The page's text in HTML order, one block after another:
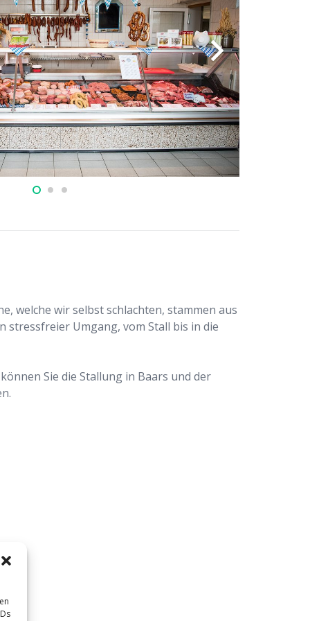
welche wir selbst schlachten, stammen aus
stressfreier Umgang, vom Stall bis in die
Sie die Stallung in Baars und der